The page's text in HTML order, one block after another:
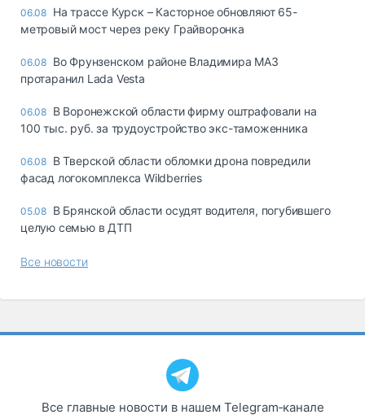
06.08 На трассе Курск – Касторное обновляют 65-
метровый мост через реку Грайворонка
06.08 Во Фрунзенском районе Владимира МАЗ
протаранил Lada Vesta
06.08 В Воронежской области фирму оштрафовали на
100 тыс. руб. за трудоустройство экс-таможенника
06.08 В Тверской области обломки дрона повредили
фасад логокомплекса Wildberries
05.08 В Брянской области осудят водителя, погубившего
целую семью в ДТП
Все новости
Все главные новости в нашем Telegram‑канале